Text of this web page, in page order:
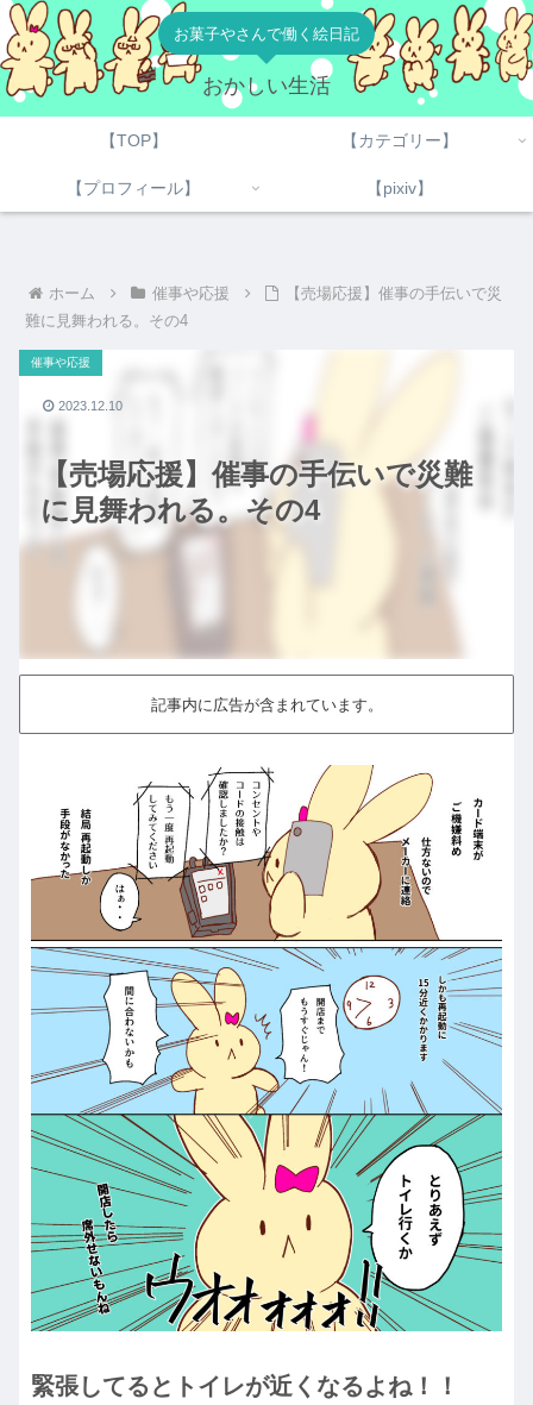
お菓子やさんで働く絵日記
おかしい生活
【TOP】 【カテゴリー】
【プロフィール】 【pixiv】
ホーム 催事や応援
【売場応援】催事の手伝いで災
難に見舞われる。その4
【売場応援】催事の手伝いで災難
に見舞われる。その4
催事や応援
2023.12.10
記事内に広告が含まれています。
緊張してるとトイレが近くなるよね！！